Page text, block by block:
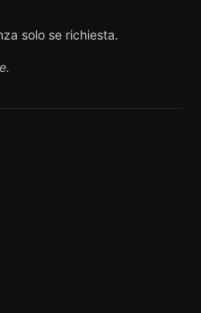
solo se richiesta.